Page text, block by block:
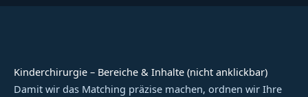
Kinderchirurgie – Bereiche & Inhalte (nicht anklickbar)
Damit wir das Matching präzise machen, ordnen wir Ihre